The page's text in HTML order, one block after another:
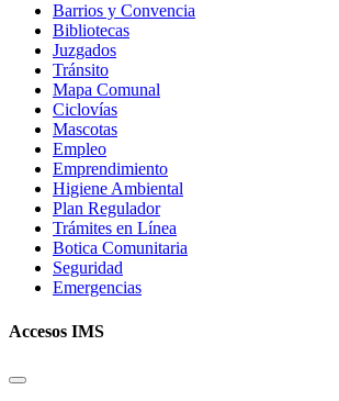
Barrios y Convencia
Bibliotecas
Juzgados
Tránsito
Mapa Comunal
Ciclovías
Mascotas
Empleo
Emprendimiento
Higiene Ambiental
Plan Regulador
Trámites en Línea
Botica Comunitaria
Seguridad
Emergencias
Accesos IMS